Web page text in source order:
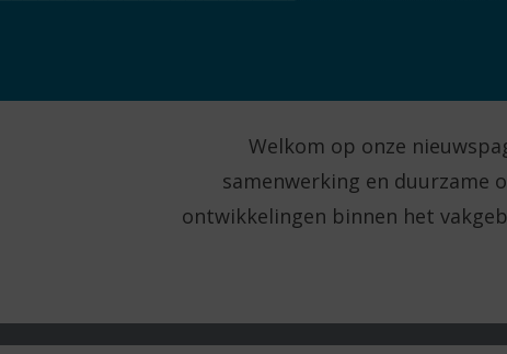
Welkom op onze
samenwerking en duurzame
ontwikkelingen binnen het